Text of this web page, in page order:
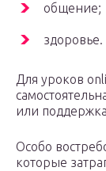
общение;
здоровье.
Для уроков
или
Особо
которые